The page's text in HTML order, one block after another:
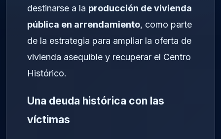
destinarse a la producción de vivienda
pública en arrendamiento, como parte
de la estrategia para ampliar la oferta de
vivienda asequible y recuperar el Centro
Histórico.
Una deuda histórica con las
víctimas